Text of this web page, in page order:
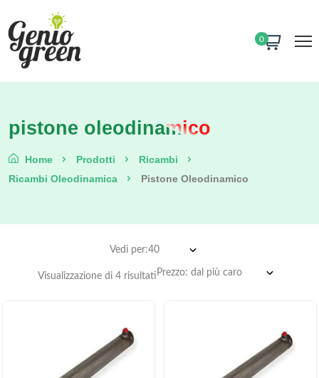
0
pistone oleodinamico
Home Prodotti
Ricambi
Ricambi Oleodinamica
Pistone Oleodinamico
Vedi per:
Visualizzazione di 4 risultati